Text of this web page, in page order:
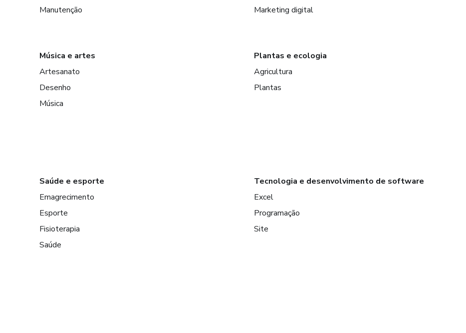
Manutenção
Marketing digital
Música e artes
Artesanato
Desenho
Música
Plantas e ecologia
Agricultura
Plantas
Saúde e esporte
Emagrecimento
Esporte
Fisioterapia
Saúde
Tecnologia e desenvolvimento de software
Excel
Programação
Site